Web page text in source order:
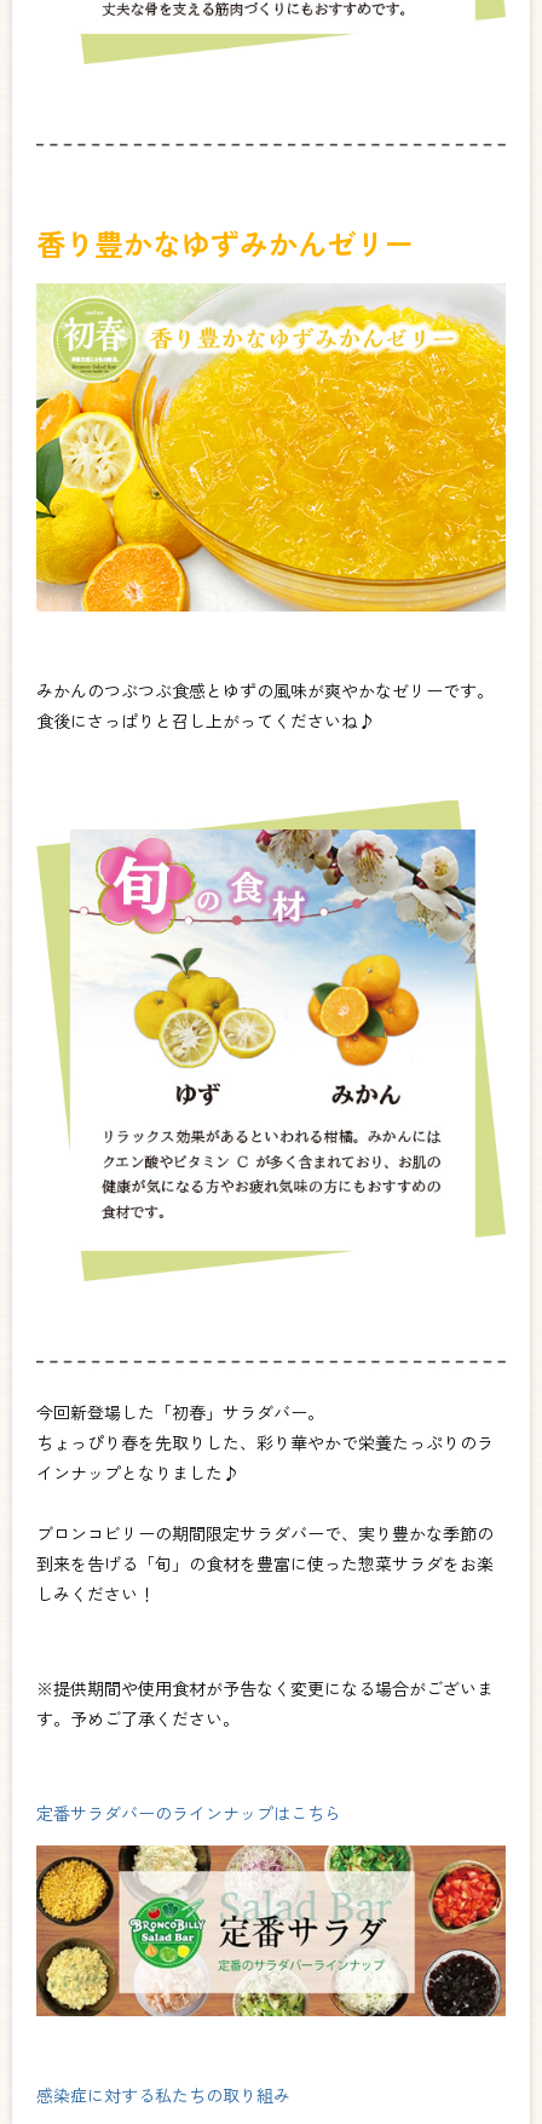
香り豊かなゆずみかんゼリー
みかんのつぶつぶ食感とゆずの風味が爽やかなゼリーです。
食後にさっぱりと召し上がってくださいね♪
今回新登場した 「初春」サラダバー。
ちょっぴり春を先取りした、彩り華やかで栄養たっぷりのラ
インナップとなりました♪
ブロンコビリーの期間限定サラダバーで、実り豊かな季節の
到来を告げる「旬」の食材を豊富に使った惣菜サラダをお楽
しみください！
※提供期間や使用食材が予告なく変更になる場合がございま
す。予めご了承ください。
定番サラダバーのラインナップはこちら
感染症に対する私たちの取り組み